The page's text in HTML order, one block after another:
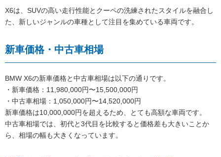
X6は、SUVの高い走行性能とクーペの洗練されたスタイルを融合し
た、新しいジャンルの車種として注目を集めている車両です。
新車価格・中古車相場
BMW X6の新車価格と中古車相場は以下の通りです。
・新車価格：11,980,000円〜15,500,000円
・中古車相場：1,050,000円〜14,520,000円
新車価格は10,000,000円を超えるため、とても高額な車両です。
中古車相場では、初代と3代目を比較すると価格差も大きいことか
ら、相場の幅も大きくなっています。